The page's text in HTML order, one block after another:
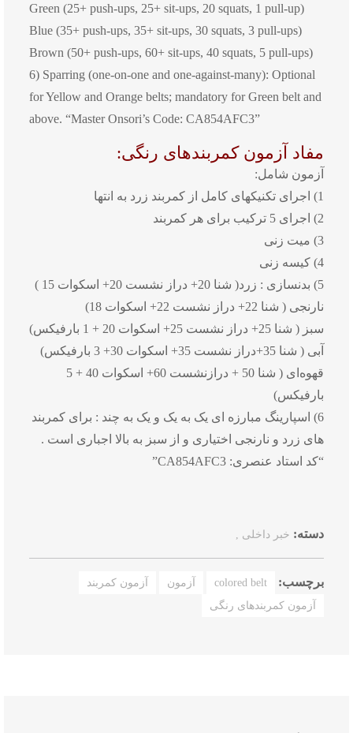
Green (25+ push-ups, 25+ sit-ups, 20 squats, 1 pull-up)
Blue (35+ push-ups, 35+ sit-ups, 30 squats, 3 pull-ups)
Brown (50+ push-ups, 60+ sit-ups, 40 squats, 5 pull-ups)
6) Sparring (one-on-one and one-against-many): Optional
for Yellow and Orange belts; mandatory for Green belt and
above. “Master Onsori’s Code: CA854AFC3”
مفاد آزمون کمربندهای رنگی:
آزمون شامل:
1) اجرای تکنیکهای کامل از کمربند زرد به انتها
2) اجرای 5 ترکیب برای هر کمربند
3) میت زنی
4) کیسه زنی
5) بدنسازی : زرد( شنا 20+ دراز نشست 20+ اسکوات 15 )
نارنجی ( شنا 22+ دراز نشست 22+ اسکوات 18)
سبز ( شنا 25+ دراز نشست 25+ اسکوات 20 + 1 بارفیکس)
آبی ( شنا 35+دراز نشست 35+ اسکوات 30+ 3 بارفیکس)
قهوه‌ای ( شنا 50 + درازنشست 60+ اسکوات 40 + 5
بارفیکس)
6) اسپارینگ مبارزه ای یک به یک و یک به چند : برای کمربند
های زرد و نارنجی اختیاری و از سبز به بالا اجباری است .
“کد استاد عنصری: CA854AFC3”
دسته: خبر داخلی ,
برچسب: colored belt آزمون
آزمون کمربند
آزمون کمربندهای رنگی